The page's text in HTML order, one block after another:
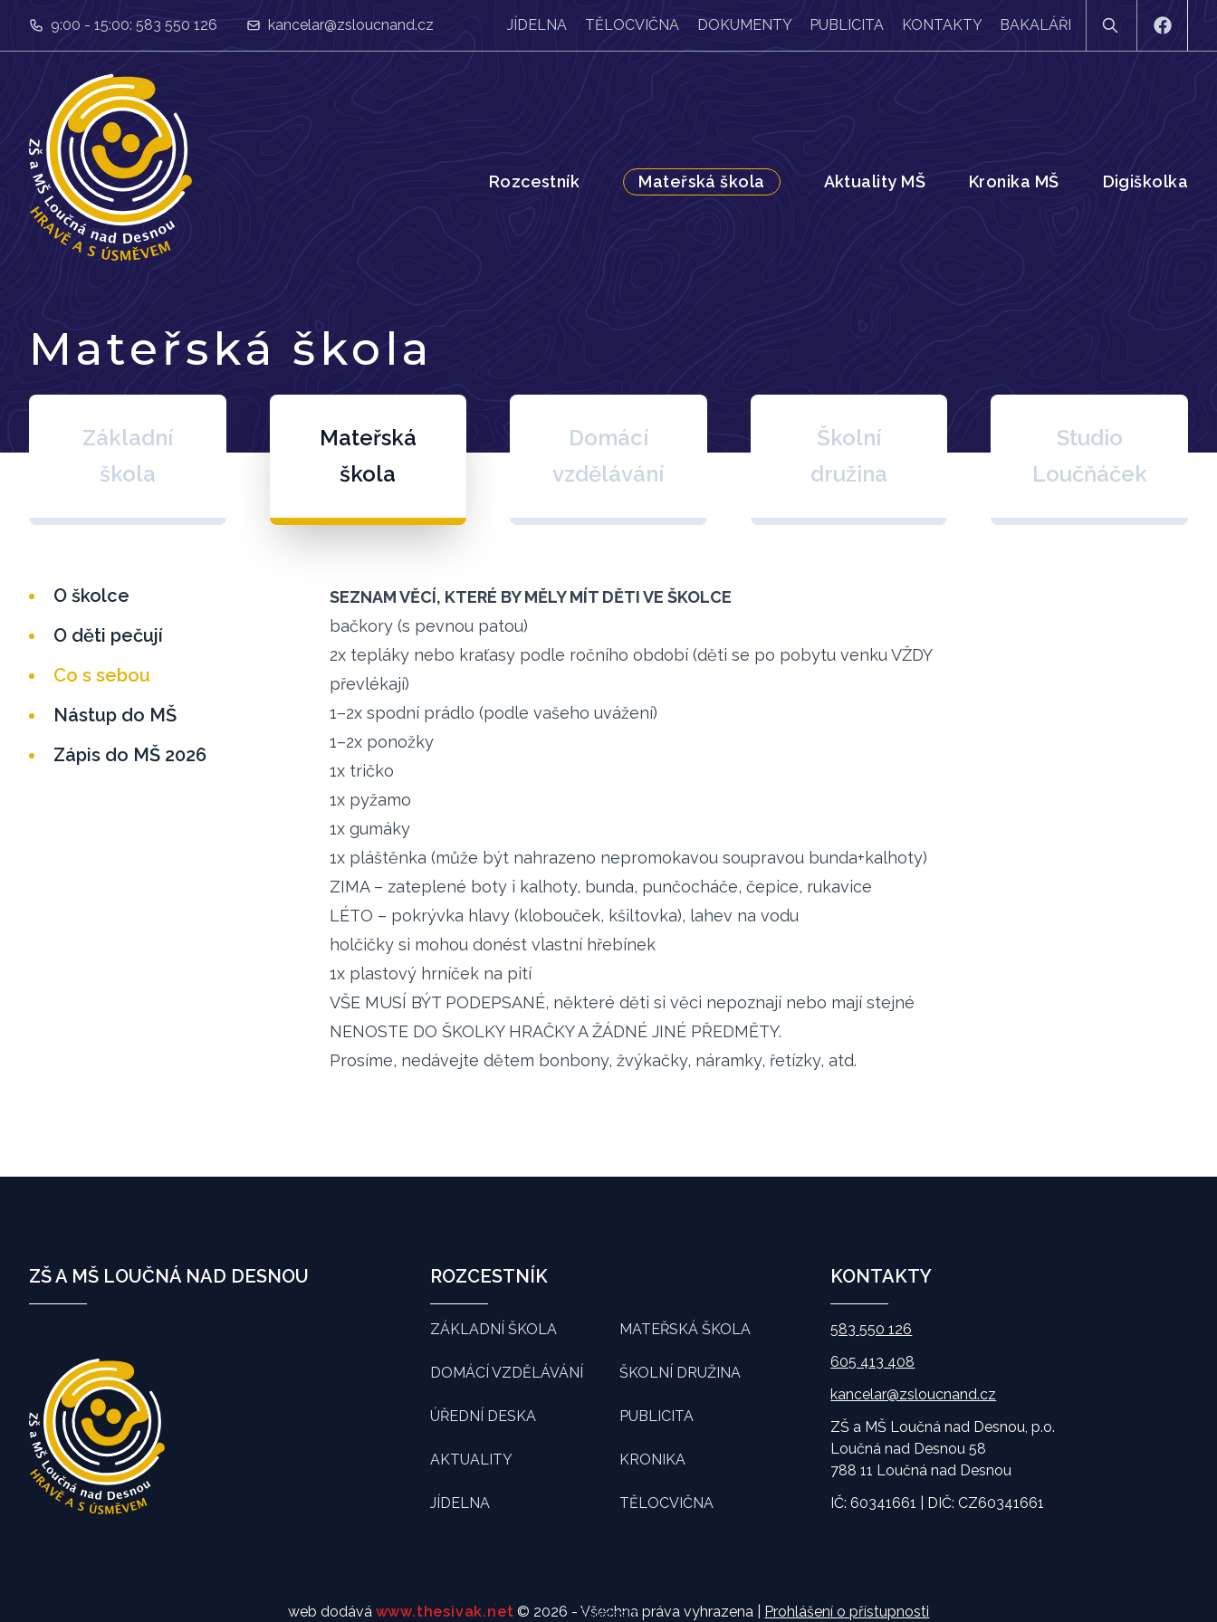
9:00 - 15:00: 583 550 126 kancelar@zsloucnand.cz JÍDELNA TĚLOCVIČNA DOKUMENTY PUBLICITA KONTAKTY BAKALÁŘI
Rozcestník Mateřská škola Aktuality MŠ Kronika MŠ Digiškolka
Mateřská škola
Základní
škola
Mateřská
škola
Domácí
vzdělávání
Školní
družina
Studio
Loučňáček
O školce
O děti pečují
Co s sebou
Nástup do MŠ
Zápis do MŠ 2026
SEZNAM VĚCÍ, KTERÉ BY MĚLY MÍT DĚTI VE ŠKOLCE
bačkory (s pevnou patou)
2x tepláky nebo kraťasy podle ročního období (děti se po pobytu venku VŽDY
převlékají)
1–2x spodní prádlo (podle vašeho uvážení)
1–2x ponožky
1x tričko
1x pyžamo
1x gumáky
1x pláštěnka (může být nahrazeno nepromokavou soupravou bunda+kalhoty)
ZIMA – zateplené boty i kalhoty, bunda, punčocháče, čepice, rukavice
LÉTO – pokrývka hlavy (klobouček, kšiltovka), lahev na vodu
holčičky si mohou donést vlastní hřebínek
1x plastový hrníček na pití
VŠE MUSÍ BÝT PODEPSANÉ, některé děti si věci nepoznají nebo mají stejné
NENOSTE DO ŠKOLKY HRAČKY A ŽÁDNÉ JINÉ PŘEDMĚTY.
Prosíme, nedávejte dětem bonbony, žvýkačky, náramky, řetízky, atd.
ZŠ A MŠ LOUČNÁ NAD DESNOU ROZCESTNÍK
ZÁKLADNÍ ŠKOLA MATEŘSKÁ ŠKOLA
DOMÁCÍ VZDĚLÁVÁNÍ ŠKOLNÍ DRUŽINA
ÚŘEDNÍ DESKA PUBLICITA
AKTUALITY KRONIKA
JÍDELNA TĚLOCVIČNA
KONTAKTY
583 550 126
605 413 408
kancelar@zsloucnand.cz
ZŠ a MŠ Loučná nad Desnou, p.o.
Loučná nad Desnou 58
788 11 Loučná nad Desnou
IČ: 60341661 | DIČ: CZ60341661
web dodává www.thesivak.net © 2026 - Všechna práva vyhrazena | Prohlášení o přístupnosti
Souhlasím